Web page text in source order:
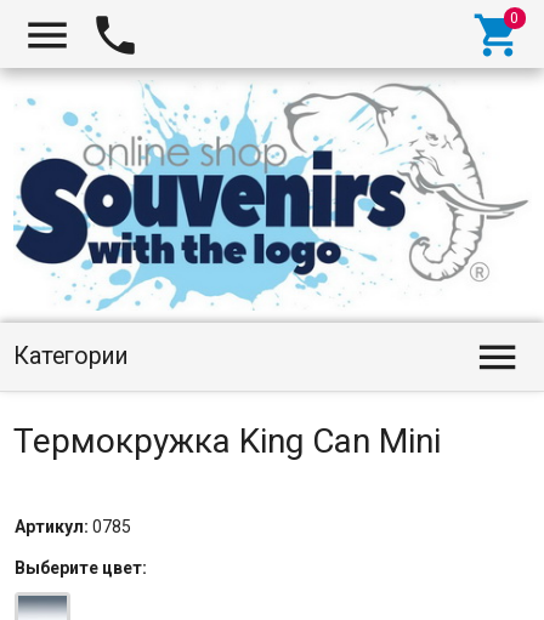
  
Категории 
Термокружка King Can Mini
Артикул: 0785
Выберите цвет: